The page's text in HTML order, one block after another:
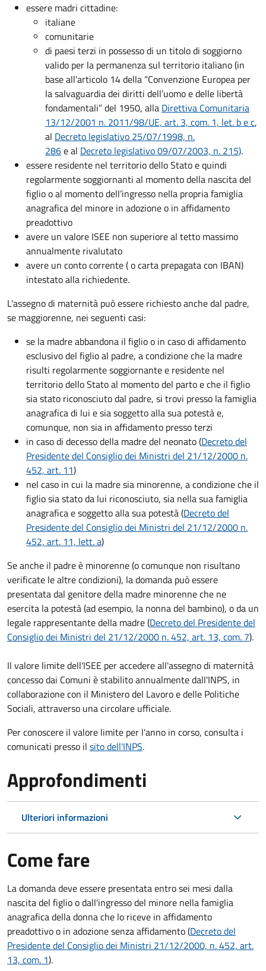
essere madri cittadine:
italiane
comunitarie
di paesi terzi in possesso di un titolo di soggiorno
valido per la permanenza sul territorio italiano (in
base all'articolo 14 della “Convenzione Europea per
la salvaguardia dei diritti dell’uomo e delle libertà
fondamentali” del 1950, alla Direttiva Comunitaria
13/12/2001 n. 2011/98/UE, art. 3, com. 1, let. b e c,
al Decreto legislativo 25/07/1998, n.
286e al Decreto legislativo 09/07/2003, n. 215).
essere residente nel territorio dello Stato e quindi
regolarmente soggiornanti al momento della nascita del
figlio o al momento dell’ingresso nella propria famiglia
anagrafica del minore in adozione o in affidamento
preadottivo
avere un valore ISEE non superiore al tetto massimo
annualmente rivalutato
avere un conto corrente ( o carta prepagata con IBAN)
intestato alla richiedente.
L'assegno di maternità può essere richiesto anche dal padre,
se maggiorenne, nei seguenti casi:
se la madre abbandona il figlio o in caso di affidamento
esclusivo del figlio al padre, a condizione che la madre
risulti regolarmente soggiornante e residente nel
territorio dello Stato al momento del parto e che il figlio
sia stato riconosciuto dal padre, si trovi presso la famiglia
anagrafica di lui e sia soggetto alla sua potestà e,
comunque, non sia in affidamento presso terzi
in caso di decesso della madre del neonato (Decreto del
Presidente del Consiglio dei Ministri del 21/12/2000 n.
452, art. 11)
nel caso in cui la madre sia minorenne, a condizione che il
figlio sia stato da lui riconosciuto, sia nella sua famiglia
anagrafica e soggetto alla sua potestà (Decreto del
Presidente del Consiglio dei Ministri del 21/12/2000 n.
452, art. 11, lett. a)
Se anche il padre è minorenne (o comunque non risultano
verificate le altre condizioni), la domanda può essere
presentata dal genitore della madre minorenne che ne
esercita la potestà (ad esempio, la nonna del bambino), o da un
legale rappresentante della madre (Decreto del Presidente del
Consiglio dei Ministri del 21/12/2000 n. 452, art. 13, com. 7).
Il valore limite dell'ISEE per accedere all'assegno di maternità
concesso dai Comuni è stabilito annualmente dall'INPS, in
collaborazione con il Ministero del Lavoro e delle Politiche
Sociali, attraverso una circolare ufficiale.
Per conoscere il valore limite per l'anno in corso, consulta i
comunicati presso il sito dell'INPS.
Approfondimenti
Ulteriori informazioni
Come fare
La domanda deve essere presentataentro sei mesi dalla
nascita del figlio o dall'ingresso del minore nella famiglia
anagrafica della donna che lo riceve in affidamento
preadottivo o in adozione senza affidamento (Decreto del
Presidente del Consiglio dei Ministri 21/12/2000, n. 452, art.
13, com. 1).